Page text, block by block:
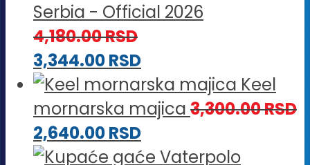
Serbia - Official 2026
4,180.00RSD
3,344.00RSD
Keel
mornarska majica 3,300.00RSD
2,640.00RSD